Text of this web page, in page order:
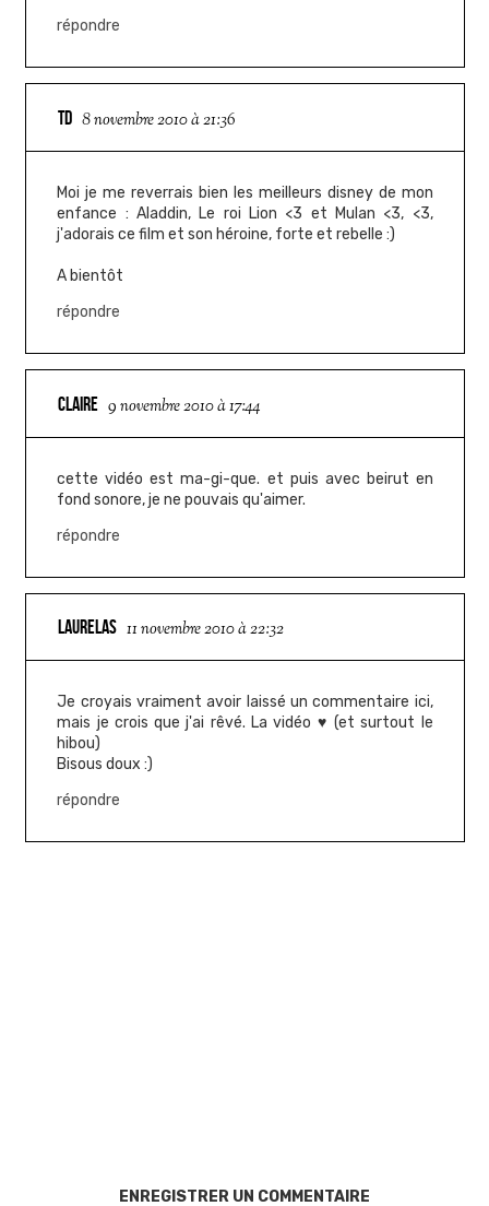
répondre
TD 8 novembre 2010 à 21:36
Moi je me reverrais bien les meilleurs disney de mon
enfance : Aladdin, Le roi Lion <3 et Mulan <3, <3,
j'adorais ce film et son héroine, forte et rebelle :)
A bientôt
répondre
CLAIRE 9 novembre 2010 à 17:44
cette vidéo est ma-gi-que. et puis avec beirut en
fond sonore, je ne pouvais qu'aimer.
répondre
LAURELAS 11 novembre 2010 à 22:32
Je croyais vraiment avoir laissé un commentaire ici,
mais je crois que j'ai rêvé. La vidéo ♥ (et surtout le
hibou)
Bisous doux :)
répondre
ENREGISTRER UN COMMENTAIRE